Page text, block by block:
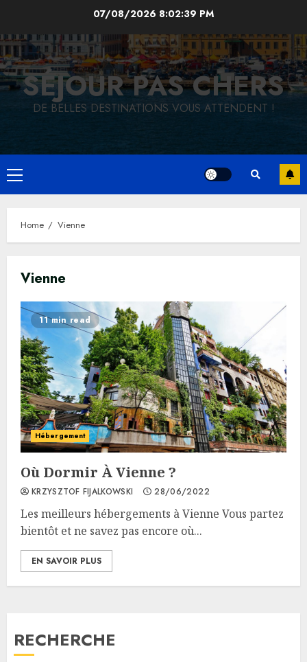
content
07/08/2026 8:02:40 PM
SÉJOUR PAS CHERS
DE BELLES DESTINATIONS VOUS ATTENDENT !
Primary
Menu
Home Vienne
Vienne
11 min read
Hébergement
Où Dormir À Vienne ?
KRZYSZTOF FIJALKOWSKI 28/06/2022
Les meilleurs hébergements à Vienne Vous partez
bientôt et ne savez pas encore où...
EN SAVOIR PLUS
RECHERCHE